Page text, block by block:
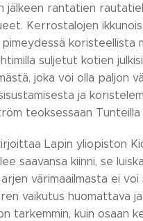
jälkeen rantatien
Kerrostalojen
koristeellista
suljetut kotien
joka voi olla paljon
ja
teoksessaan Tunteilla
Lapin yliopiston
saavansa kiinni, se
värimaailmasta ei
vaikutus huomattava
tarkemmin, kuin osaan